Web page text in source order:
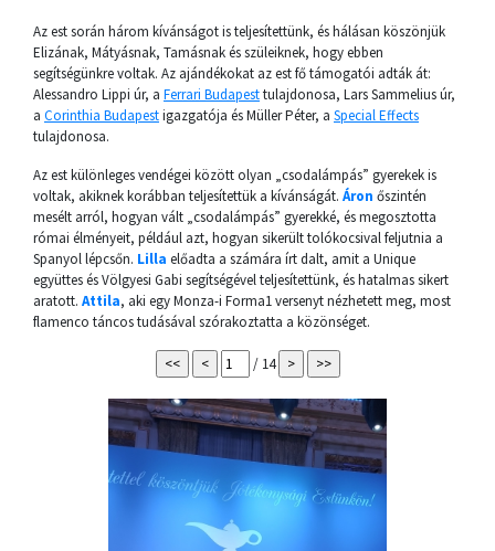
Az est során három kívánságot is teljesítettünk, és hálásan köszönjük
Elizának, Mátyásnak, Tamásnak és szüleiknek, hogy ebben
segítségünkre voltak. Az ajándékokat az est fő támogatói adták át:
Alessandro Lippi úr, a Ferrari Budapesttulajdonosa, Lars Sammelius úr,
a Corinthia Budapestigazgatója és Müller Péter, a Special Effects
tulajdonosa.
Az est különleges vendégei között olyan „csodalámpás” gyerekek is
voltak, akiknek korábban teljesítettük a kívánságát. Áron őszintén
mesélt arról, hogyan vált „csodalámpás” gyerekké, és megosztotta
római élményeit, például azt, hogyan sikerült tolókocsival feljutnia a
Spanyol lépcsőn. Lilla előadta a számára írt dalt, amit a Unique
együttes és Völgyesi Gabi segítségével teljesítettünk, és hatalmas sikert
aratott. Attila, aki egy Monza-i Forma1 versenyt nézhetett meg, most
flamenco táncos tudásával szórakoztatta a közönséget.
/ 14